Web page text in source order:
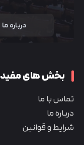
درباره ما
بخش های مفید
تماس با ما
درباره ما
شرایط و قوانین